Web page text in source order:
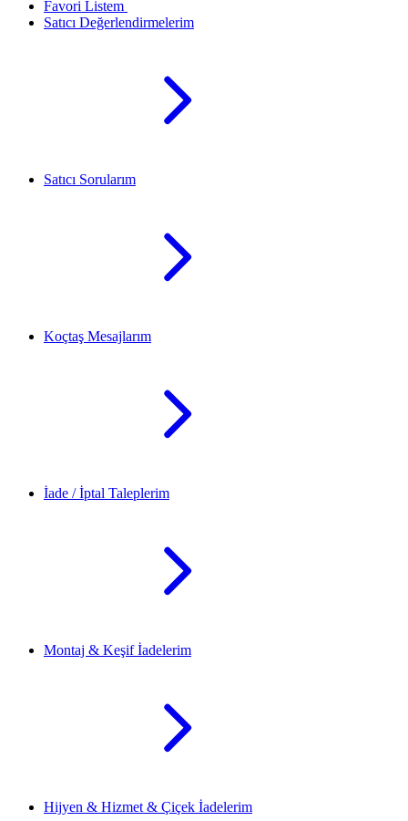
Favori Listem
Satıcı Değerlendirmelerim
Satıcı Sorularım
Koçtaş Mesajlarım
İade / İptal Taleplerim
Montaj & Keşif İadelerim
Hijyen & Hizmet & Çiçek İadelerim